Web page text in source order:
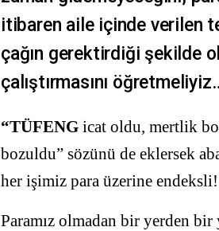
itibaren aile içinde verilen
çağın gerektirdiği şekilde
çalıştırmasını
“TÜFENG icat oldu, mertlik
bozuldu” sözünü de eklersek
her işimiz para üzerine endeksli!
Paramız olmadan bir yerden bir